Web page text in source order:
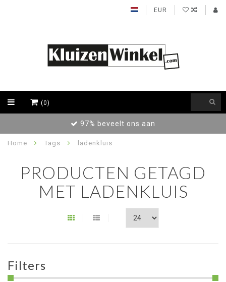
EUR
(0)
97% beveelt ons aan
Home Tags ladenkluis
PRODUCTEN GETAGD
MET LADENKLUIS
Filters